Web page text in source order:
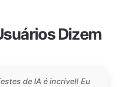
Dizem
de IA é incrível! Eu